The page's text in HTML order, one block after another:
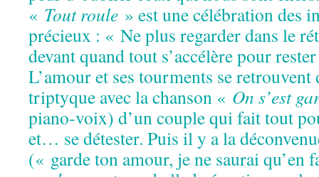
« Tout roule » est une célébration des
précieux : « Ne plus regarder dans le
devant quand tout s’accélère pour
L’amour et ses tourments se retrouvent
triptyque avec la chanson « On s’est
piano-voix) d’un couple qui fait tout
et… se détester. Puis il y a la
(« garde ton amour, je ne saurai